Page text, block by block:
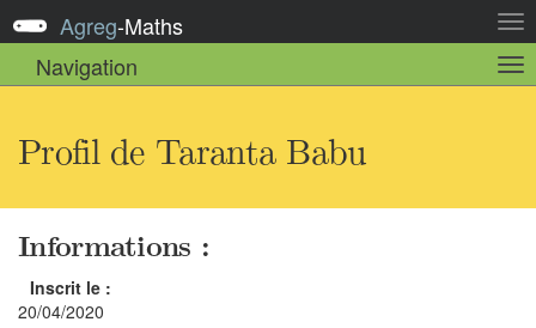
la
Agreg-Maths
Navigation
la
Profil de Taranta Babu
Informations :
Inscrit le :
20/04/2020